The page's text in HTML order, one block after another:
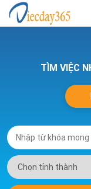
TÌM VIỆC